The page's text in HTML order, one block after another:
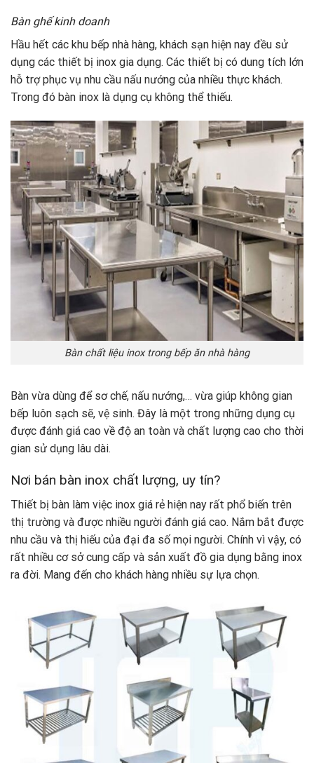
Bàn ghế kinh doanh
Hầu hết các khu bếp nhà hàng, khách sạn hiện nay đều sử
dụng các thiết bị inox gia dụng. Các thiết bị có dung tích lớn
hỗ trợ phục vụ nhu cầu nấu nướng của nhiều thực khách.
Trong đó bàn inox là dụng cụ không thể thiếu.
Bàn chất liệu inox trong bếp ăn nhà hàng
Bàn vừa dùng để sơ chế, nấu nướng,… vừa giúp không gian
bếp luôn sạch sẽ, vệ sinh. Đây là một trong những dụng cụ
được đánh giá cao về độ an toàn và chất lượng cao cho thời
gian sử dụng lâu dài.
Nơi bán bàn inox chất lượng, uy tín?
Thiết bị bàn làm việc inox giá rẻ hiện nay rất phổ biến trên
thị trường và được nhiều người đánh giá cao. Nắm bắt được
nhu cầu và thị hiếu của đại đa số mọi người. Chính vì vậy, có
rất nhiều cơ sở cung cấp và sản xuất đồ gia dụng bằng inox
ra đời. Mang đến cho khách hàng nhiều sự lựa chọn.